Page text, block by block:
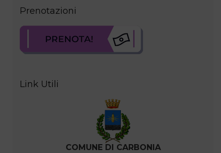
Prenotazioni
Link Utili
COMUNE DI CARBONIA